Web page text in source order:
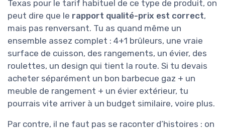
Texas pour le tarif habituel de ce type de produit, on
peut dire que le rapport qualité-prix est correct,
mais pas renversant. Tu as quand même un
ensemble assez complet : 4+1 brûleurs, une vraie
surface de cuisson, des rangements, un évier, des
roulettes, un design qui tient la route. Si tu devais
acheter séparément un bon barbecue gaz + un
meuble de rangement + un évier extérieur, tu
pourrais vite arriver à un budget similaire, voire plus.
Par contre, il ne faut pas se raconter d’histoires : on